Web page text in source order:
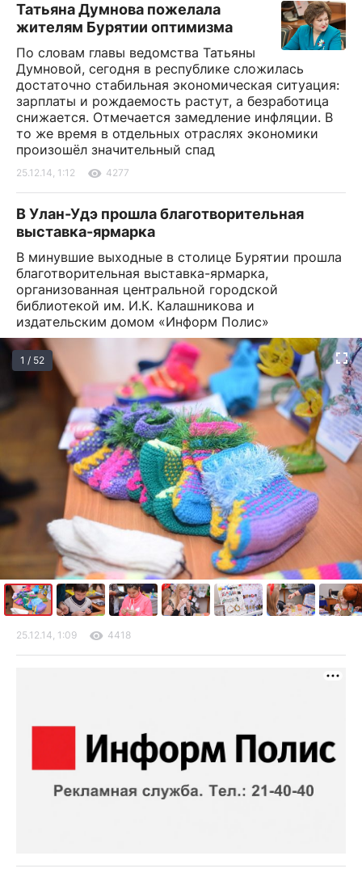
Татьяна Думнова пожелала
жителям Бурятии оптимизма
По словам главы ведомства Татьяны
Думновой, сегодня в республике сложилась
достаточно стабильная экономическая ситуация:
зарплаты и рождаемость растут, а безработица
снижается. Отмечается замедление инфляции. В
то же время в отдельных отраслях экономики
произошёл значительный спад
25.12.14, 1:12 4277
В Улан-Удэ прошла благотворительная
выставка-ярмарка
В минувшие выходные в столице Бурятии прошла
благотворительная выставка-ярмарка,
организованная центральной городской
библиотекой им. И.К. Калашникова и
издательским домом «Информ Полис»
1 / 52
25.12.14, 1:09 4418